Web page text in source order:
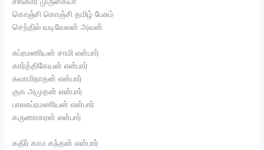
கொஞ்சி கொஞ்சி தமிழ் பேசும்
செந்தில் வடிவேலன் அவன்
சுப்ரமணியன் சாமி என்பார்
கார்த்திகேயன் என்பார்
சுவாமிநாதன் என்பார்
குக அமுதன் என்பார்
பாலசுப்ரமணியன் என்பார்
கருணாகரன் என்பார்
கதிர் காம கந்தன் என்பார்